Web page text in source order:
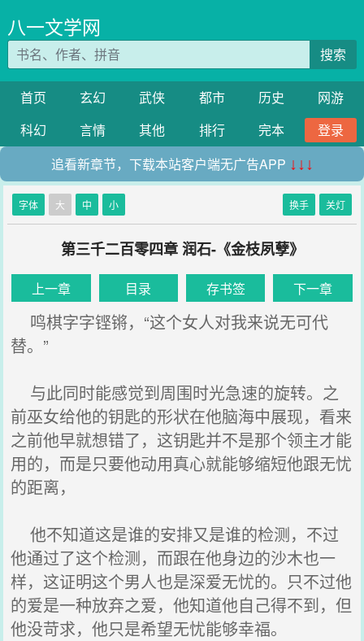
八一文学网
搜索
首页 玄幻 武侠 都市 历史
网游
科幻
言情 其他 排行 完本
登录
追看新章节，下载本站客户端无广告APP ↓↓↓
字体 大 中 小 换手 关灯
第三千二百零四章 润石-《金枝夙孽》
上一章 目录 存书签 下一章
鸣棋字字铿锵，“这个女人对我来说无可代
替。”
与此同时能感觉到周围时光急速的旋转。之
前巫女给他的钥匙的形状在他脑海中展现，看来
之前他早就想错了，这钥匙并不是那个领主才能
用的，而是只要他动用真心就能够缩短他跟无忧
的距离，
他不知道这是谁的安排又是谁的检测，不过
他通过了这个检测，而跟在他身边的沙木也一
样，这证明这个男人也是深爱无忧的。只不过他
的爱是一种放弃之爱，他知道他自己得不到，但
他没苛求，他只是希望无忧能够幸福。